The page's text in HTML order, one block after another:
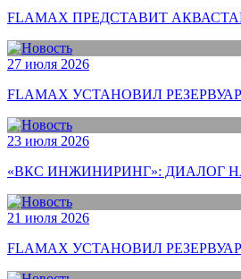
FLAMAX ПРЕДСТАВИТ
27 июля 2026
FLAMAX УСТАНОВИЛ
23 июля 2026
«ВКС ИНЖИНИРИНГ»: ДИАЛОГ
21 июля 2026
FLAMAX УСТАНОВИЛ